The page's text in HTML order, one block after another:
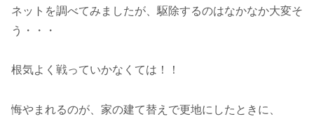
ネットを調べてみましたが、駆除するのはなかなか大変そ
う・・・
根気よく戦っていかなくては！！
悔やまれるのが、家の建て替えで更地にしたときに、